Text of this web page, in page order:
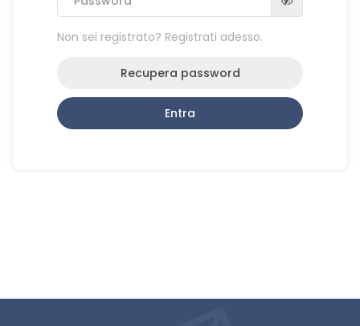
Non sei registrato? Registrati adesso.
Recupera password
Entra